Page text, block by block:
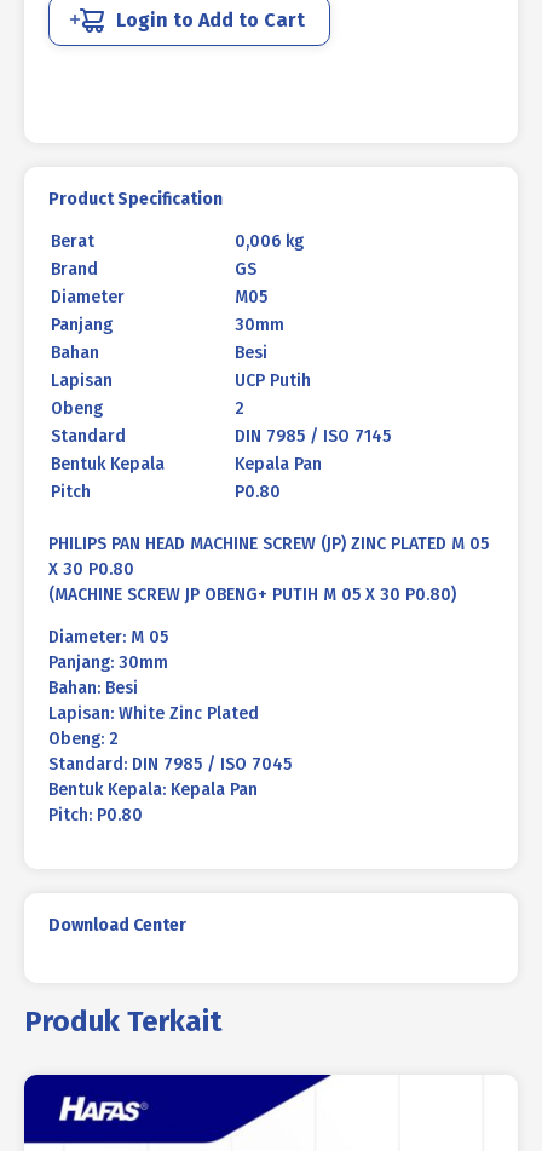
M
05
Login to Add to Cart
Product Specification
Berat
0,006 kg
Brand
GS
Diameter
M05
Panjang
30mm
Bahan
Besi
Lapisan
UCP Putih
Obeng
2
Standard
DIN 7985 / ISO 7145
Bentuk Kepala
Kepala Pan
Pitch
P0.80
PHILIPS PAN HEAD MACHINE SCREW (JP) ZINC PLATED M 05
X 30 P0.80
(MACHINE SCREW JP OBENG+ PUTIH M 05 X 30 P0.80)
Diameter: M 05
Panjang: 30mm
Bahan: Besi
Lapisan: White Zinc Plated
Obeng: 2
Standard: DIN 7985 / ISO 7045
Bentuk Kepala: Kepala Pan
Pitch: P0.80
Download Center
Produk Terkait